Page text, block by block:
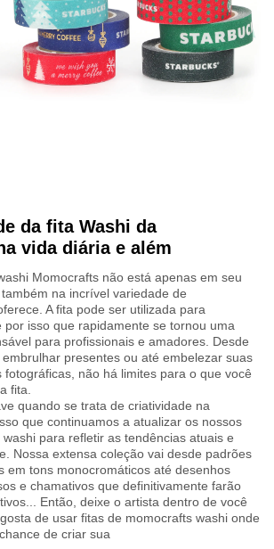
da fita Washi da
vida diária e além
Momocrafts não está apenas em seu
na incrível variedade de
A fita pode ser utilizada para
por isso que rapidamente se tornou uma
para profissionais e amadores. Desde
presentes ou até embelezar suas
fotográficas, não há limites para o que você
fita.
quando se trata de criatividade na
que continuamos a atualizar os nossos
para refletir as tendências atuais e
Nossa extensa coleção vai desde padrões
em tons monocromáticos até desenhos
e chamativos que definitivamente farão
Então, deixe o artista dentro de você
de usar fitas de momocrafts washi onde
de criar sua